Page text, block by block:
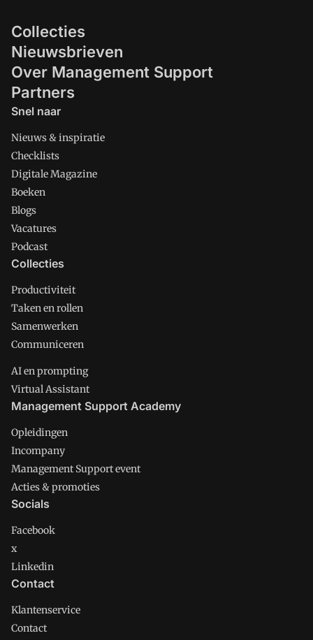
Collecties
Nieuwsbrieven
Over Management Support
Partners
Snel naar
Nieuws & inspiratie
Checklists
Digitale Magazine
Boeken
Blogs
Vacatures
Podcast
Collecties
Productiviteit
Taken en rollen
Samenwerken
Communiceren
AI en prompting
Virtual Assistant
Management Support Academy
Opleidingen
Incompany
Management Support event
Acties & promoties
Socials
Facebook
x
Linkedin
Contact
Klantenservice
Contact